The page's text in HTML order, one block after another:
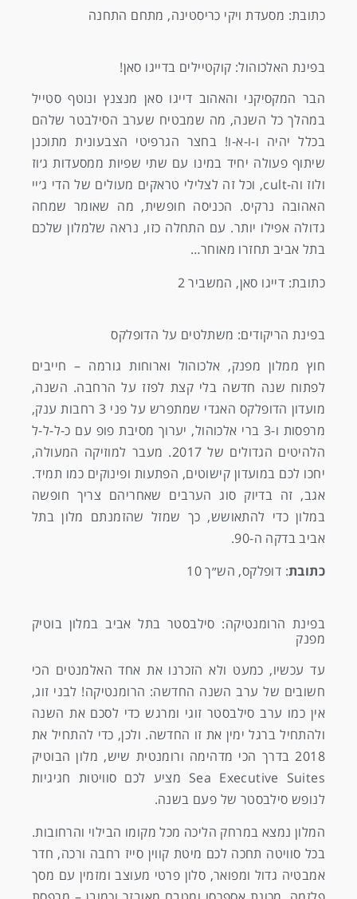
כתובת: מסעדת ויקי כריסטינה, מתחם התחנה
בפינת האלכוהול: קוקטיילים בדייגו סאן!
הבר המקסיקני והאהוב דייגו סאן מנצנץ ונוטף סטייל
במהלך כל השנה, מה שמבטיח שערב הסילבטר שלהם
בכלל יהיה ו-ו-א-ו! בחצר הגרפיטי הצבעונית מתוכנן
שיתוף פעולה יחיד במינו עם שתי שפיות ממסעדות ג׳וז
ולוז וה-cult, וכל זה לצלילי טראקים מעולים של הדי ג׳יי
האהובה נרקיס. הכניסה חופשית, מה שאומר שמחה
גדולה אפילו יותר. עם התחלה כזו, נראה שלמלון שלכם
בתל אביב תחזרו מאוחר…
כתובת: דייגו סאן, המשביר 2
בפינת הריקודים: משתלטים על הדופלקס
חוץ ממלון מפנק, אלכוהול וארוחות גורמה – חייבים
לפתוח שנה חדשה בלי קצת לפזז על הרחבה. השנה,
מועדון הדופלקס האגדי שמתפרש על פני 3 רחבות ענק,
מרפסות ו-3 ברי אלכוהול, יערוך מסיבת פופ עם כ-ל-ל-ל
הלהיטים הגדולים של 2017. מעבר למוזיקה המעולה,
יחכו לכם במועדון קישוטים, הפתעות ופינוקים כמו תמיד.
אגב, זה בדיוק סוג הערבים שאחריהם צריך חופשה
במלון כדי להתאושש, כך שמזל שהזמנתם מלון בתל
אביב בדקה ה-90.
כתובת: דופלקס, הש״ך 10
בפינת הרומנטיקה: סילבסטר בתל אביב במלון בוטיק
מפנק
עד עכשיו, כמעט ולא הזכרנו את אחד האלמנטים הכי
חשובים של ערב השנה החדשה: הרומנטיקה! לבני זוג,
אין כמו ערב סילבסטר זוגי ומרגש כדי לסכם את השנה
ולהתחיל ברגל ימין את זו החדשה. ולכן, כדי להתחיל את
2018 בדרך הכי מדהימה ורומנטית שיש, מלון הבוטיק
Sea Executive Suites מציע לכם סוויטות חגיגיות
לנופש סילבסטר של פעם בשנה.
המלון נמצא במרחק הליכה מכל מקומו הבילוי והרחובות.
בכל סוויטה תחכה לכם מיטת קווין סייז רחבה ורכה, חדר
אמבטיה גדול ומפואר, סלון פרטי מעוצב ומזמין עם מסך